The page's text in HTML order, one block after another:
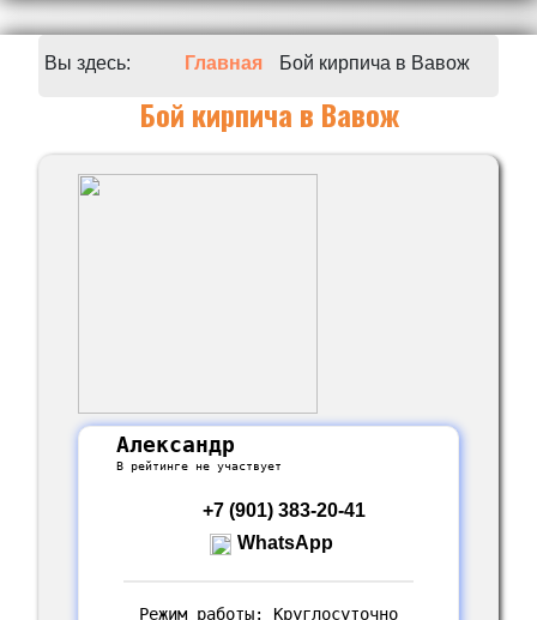
Вы здесь: Главная Бой кирпича в Вавож
Бой кирпича в Вавож
Александр
В рейтинге не участвует
+7 (901) 383-20-41
WhatsApp
Режим работы: Круглосуточно